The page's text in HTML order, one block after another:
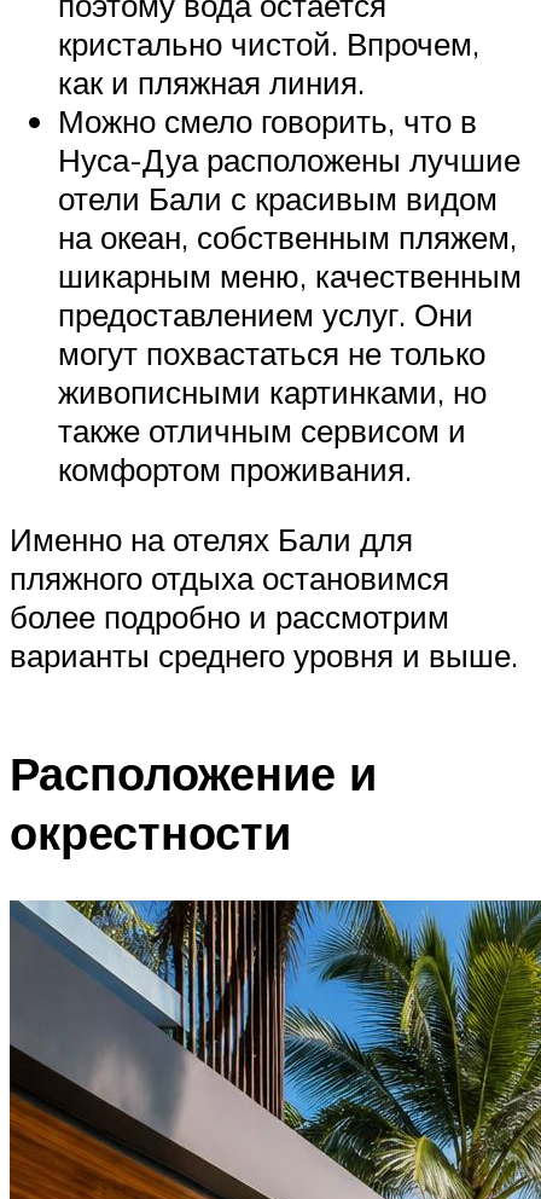
кристально чистой. Впрочем,
как и пляжная линия.
Можно смело говорить, что в
Нуса-Дуа расположены лучшие
отели Бали с красивым видом
на океан, собственным пляжем,
шикарным меню, качественным
предоставлением услуг. Они
могут похвастаться не только
живописными картинками, но
также отличным сервисом и
комфортом проживания.
Именно на отелях Бали для
пляжного отдыха остановимся
более подробно и рассмотрим
варианты среднего уровня и выше.
Расположение и
окрестности